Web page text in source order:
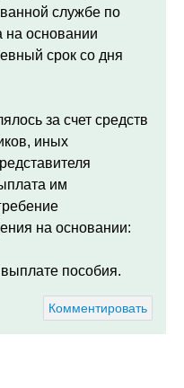
службе по
на основании
срок со дня
за счет средств
иных
им
на основании:
пособия.
Комментировать